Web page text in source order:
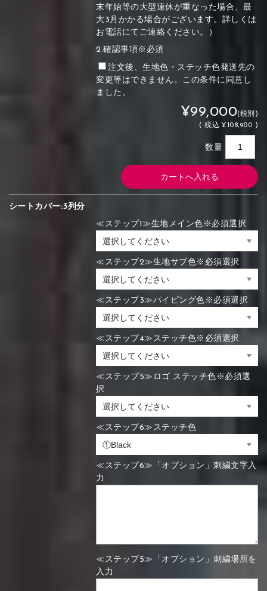
末年始等の大型連休が重なった場合、最
大3月かかる場合がございます。詳しくは
お電話にてご連絡ください。）
2.確認事項※必須
注文後、生地色・ステッチ色発送先の
変更等はできません。この条件に同意し
ました。
¥99,000(税別)
(税込 ¥108,900 )
数量
シートカバー:3列分
≪ステップ1≫生地メイン色※必須選択
≪ステップ2≫生地サブ色※必須選択
≪ステップ3≫パイピング色※必須選択
≪ステップ4≫ステッチ色※必須選択
≪ステップ5≫ロゴ ステッチ色※必須選
択
≪ステップ6≫ステッチ色
≪ステップ6≫「オプション」刺繍文字入
力
≪ステップ5≫「オプション」刺繍場所を
入力